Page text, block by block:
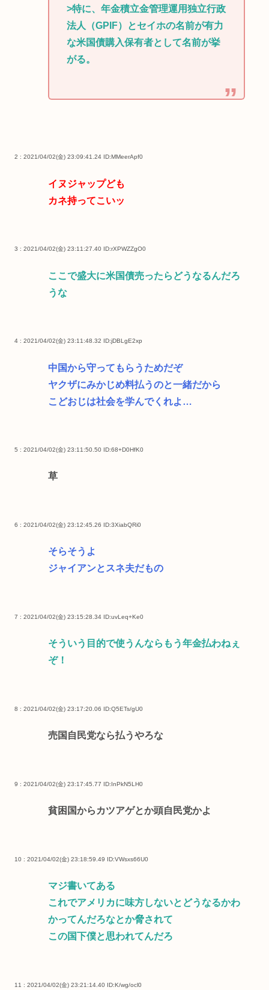
>特に、年金積立金管理運用独立行政
法人（GPIF）とセイホの名前が有力
な米国債購入保有者として名前が挙
がる。
2 : 2021/04/02(金) 23:09:41.24 ID:MMeerApf0
イヌジャップども
カネ持ってこいッ
3 : 2021/04/02(金) 23:11:27.40 ID:rXPWZZgO0
ここで盛大に米国債売ったらどうなるんだろ
うな
4 : 2021/04/02(金) 23:11:48.32 ID:jDBLgE2xp
中国から守ってもらうためだぞ
ヤクザにみかじめ料払うのと一緒だから
こどおじは社会を学んでくれよ…
5 : 2021/04/02(金) 23:11:50.50 ID:68+D0HfK0
草
6 : 2021/04/02(金) 23:12:45.26 ID:3XiabQRi0
そらそうよ
ジャイアンとスネ夫だもの
7 : 2021/04/02(金) 23:15:28.34 ID:uvLeq+Ke0
そういう目的で使うんならもう年金払わねぇ
ぞ！
8 : 2021/04/02(金) 23:17:20.06 ID:Q5ETs/gU0
売国自民党なら払うやろな
9 : 2021/04/02(金) 23:17:45.77 ID:InPkN5LH0
貧困国からカツアゲとか頭自民党かよ
10 : 2021/04/02(金) 23:18:59.49 ID:VWsxs66U0
マジ書いてある
これでアメリカに味方しないとどうなるかわ
かってんだろなとか脅されて
この国下僕と思われてんだろ
11 : 2021/04/02(金) 23:21:14.40 ID:K/wg/ocl0